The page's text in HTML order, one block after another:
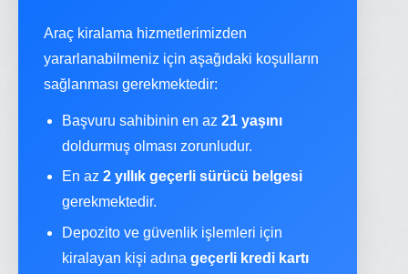
Araç kiralama hizmetlerimizden
yararlanabilmeniz için aşağıdaki koşulların
sağlanması gerekmektedir:
Başvuru sahibinin en az 21 yaşını
doldurmuş olması zorunludur.
En az 2 yıllık geçerli sürücü belgesi
gerekmektedir.
Depozito ve güvenlik işlemleri için
kiralayan kişi adına geçerli kredi kartı